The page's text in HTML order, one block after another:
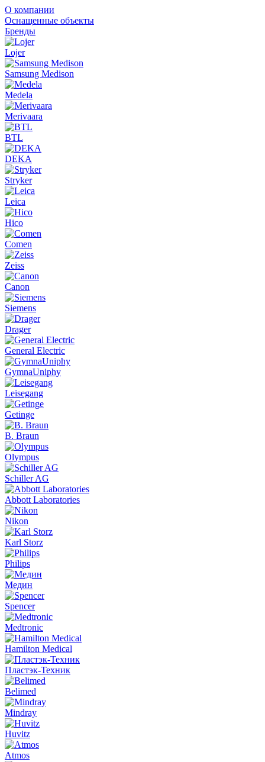
О компании
Оснащенные объекты
Бренды
Lojer
Samsung Medison
Medela
Merivaara
BTL
DEKA
Stryker
Leica
Hico
Comen
Zeiss
Canon
Siemens
Drager
General Electric
GymnaUniphy
Leisegang
Getinge
B. Braun
Olympus
Schiller AG
Abbott Laboratories
Nikon
Karl Storz
Philips
Медин
Spencer
Medtronic
Hamilton Medical
Пластэк-Техник
Belimed
Mindray
Huvitz
Atmos